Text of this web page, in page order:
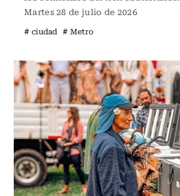
Martes 28 de julio de 2026
# ciudad # Metro